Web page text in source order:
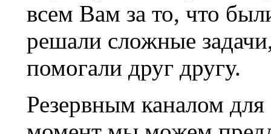
всем Вам за то, что
решали сложные
помогали друг другу.
Резервным каналом